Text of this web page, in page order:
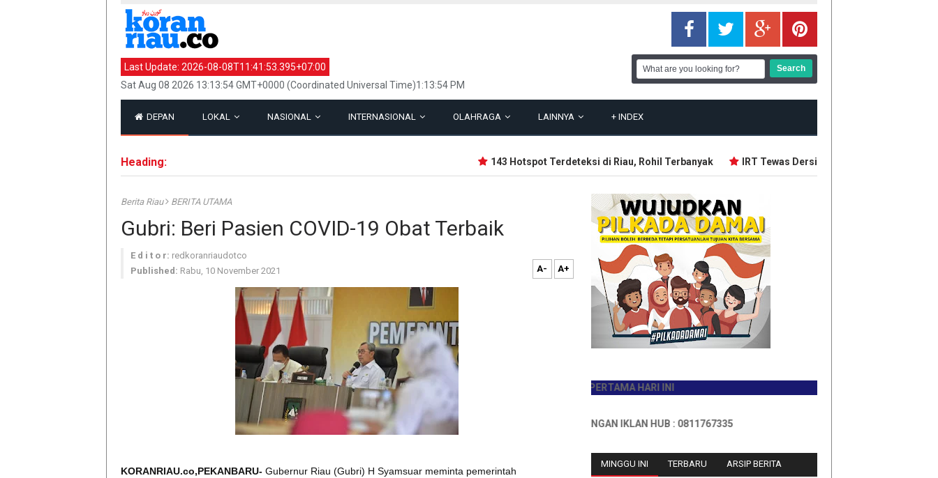
Last Update: 2026-08-08T11:41:53.395+07:00
Sat Aug 08 2026 13:13:54 GMT+0000 (Coordinated Universal Time)1:13:54 PM
DEPAN LOKAL NASIONAL INTERNASIONAL OLAHRAGA LAINNYA + INDEX
Heading: 143 Hotspot Terdeteksi di Riau, Rohil Terbanyak IRT Tewas Dersimbah Darah, Ditebas Mantan
Berita Riau BERITA UTAMA
Gubri: Beri Pasien COVID-19 Obat Terbaik
E d i t o r: redkoranriaudotco
Published: Rabu, 10 November 2021 A- A+
KORANRIAU.co,PEKANBARU- Gubernur Riau (Gubri) H Syamsuar meminta pemerintah
JADILAH PEMBACA PERTAMA HARI INI
INFO PEMASANGAN IKLAN HUB : 0811767335
MINGGU INI TERBARU ARSIP BERITA